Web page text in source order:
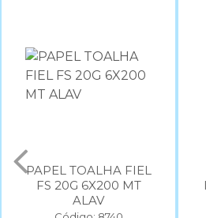
FIEL
MT
PAPEL TOALHA
INTER EX. LUXO